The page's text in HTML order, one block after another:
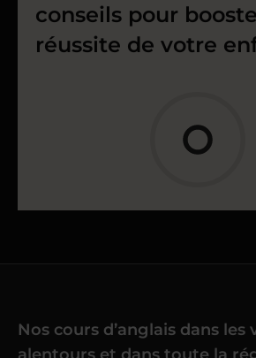
conseils pour
réussite de votre
Nos cours d’anglais dans les